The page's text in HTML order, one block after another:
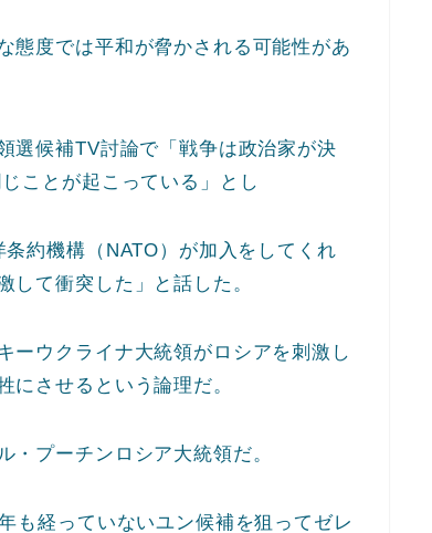
態度では平和が脅かされる可能性があ
選候補TV討論で「戦争は政治家が決
ことが起こっている」とし
約機構（NATO）が加入をしてくれ
して衝突した」と話した。
ーウクライナ大統領がロシアを刺激し
にさせるという論理だ。
・プーチンロシア大統領だ。
も経っていないユン候補を狙ってゼレ